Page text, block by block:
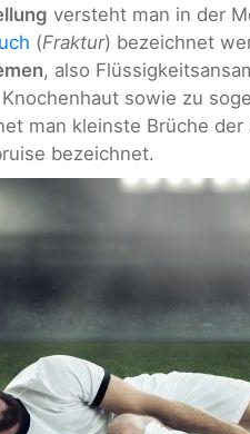
versteht man in der
(Fraktur) bezeichnet
, also
sowie zu
man kleinste Brüche
bezeichnet.